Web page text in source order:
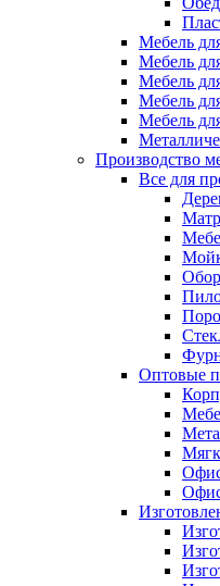
Мебель
Мебель
Мебель
Мебель
Мебель
Производство
Все для
Оптовые